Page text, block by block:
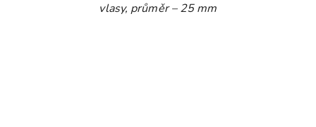
vlasy, průměr – 25 mm